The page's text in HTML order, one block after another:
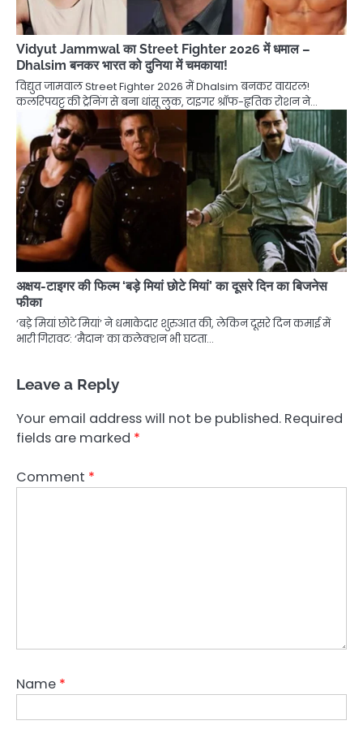
Vidyut Jammwal का Street Fighter 2026 में धमाल –
Dhalsim बनकर भारत को दुनिया में चमकाया!
विद्युत जामवाल Street Fighter 2026 में Dhalsim बनकर वायरल!
कलरिपयट्टू की ट्रेनिंग से बना धांसू लुक, टाइगर श्रॉफ-हृतिक रोशन ने…
अक्षय-टाइगर की फिल्म ‘बड़े मियां छोटे मियां’ का दूसरे दिन का बिजनेस
फीका
‘बडे़ मियां छोटे मियां’ ने धमाकेदार शुरुआत की, लेकिन दूसरे दिन कमाई में
भारी गिरावट: ‘मैदान’ का कलेक्शन भी घटता…
Leave a Reply
Your email address will not be published. Required
fields are marked *
Comment *
Name *